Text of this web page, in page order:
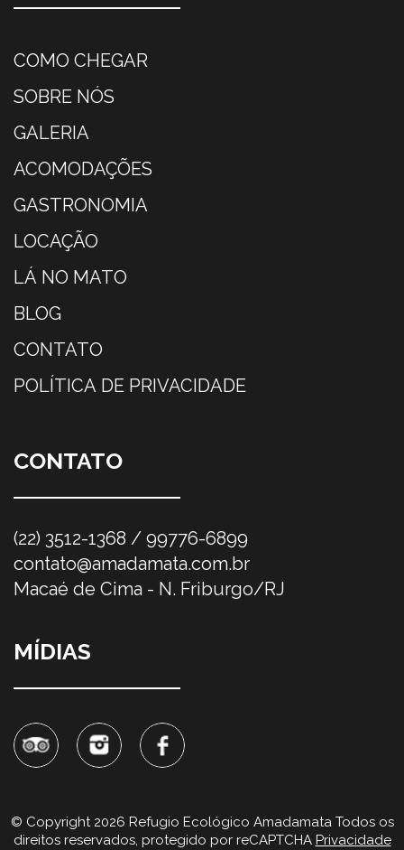
COMO CHEGAR
SOBRE NÓS
GALERIA
ACOMODAÇÕES
GASTRONOMIA
LOCAÇÃO
LÁ NO MATO
BLOG
CONTATO
POLÍTICA DE PRIVACIDADE
CONTATO
(22) 3512-1368 / 99776-6899
contato@amadamata.com.br
Macaé de Cima - N. Friburgo/RJ
MÍDIAS
© Copyright 2026 Refugio Ecológico Amadamata Todos os
direitos reservados, protegido por reCAPTCHA Privacidade